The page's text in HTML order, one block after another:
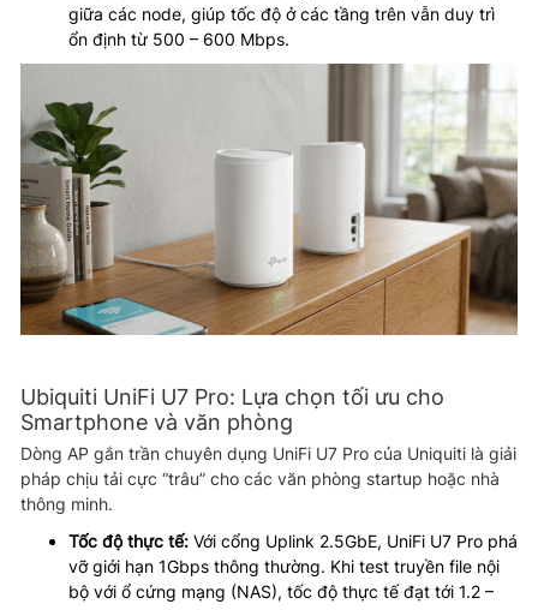
giữa các node, giúp tốc độ ở các tầng trên vẫn duy trì
ổn định từ 500 – 600 Mbps.
Ubiquiti UniFi U7 Pro: Lựa chọn tối ưu cho
Smartphone và văn phòng
Dòng AP gắn trần chuyên dụng UniFi U7 Pro của Uniquiti là giải
pháp chịu tải cực “trâu” cho các văn phòng startup hoặc nhà
thông minh.
Tốc độ thực tế: Với cổng Uplink 2.5GbE, UniFi U7 Pro phá
vỡ giới hạn 1Gbps thông thường. Khi test truyền file nội
bộ với ổ cứng mạng (NAS), tốc độ thực tế đạt tới 1.2 –